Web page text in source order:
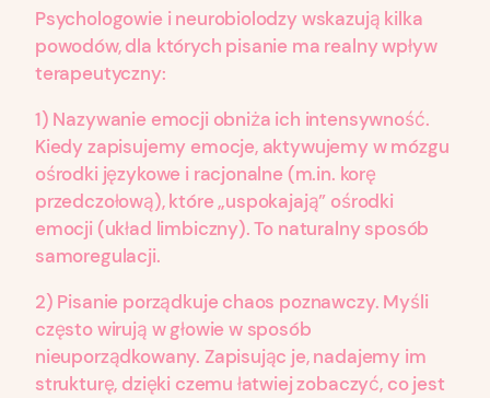
Psychologowie i neurobiolodzy wskazują kilka
powodów, dla których pisanie ma realny wpływ
terapeutyczny:
1) Nazywanie emocji obniża ich intensywność.
Kiedy zapisujemy emocje, aktywujemy w mózgu
ośrodki językowe i racjonalne (m.in. korę
przedczołową), które „uspokajają” ośrodki
emocji (układ limbiczny). To naturalny sposób
samoregulacji.
2) Pisanie porządkuje chaos poznawczy. Myśli
często wirują w głowie w sposób
nieuporządkowany. Zapisując je, nadajemy im
strukturę, dzięki czemu łatwiej zobaczyć, co jest